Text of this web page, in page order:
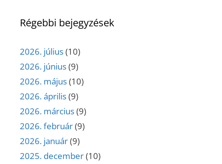
Régebbi bejegyzések
2026. július(10)
2026. június(9)
2026. május(10)
2026. április(9)
2026. március(9)
2026. február(9)
2026. január(9)
2025. december(10)